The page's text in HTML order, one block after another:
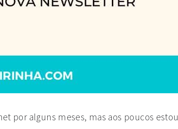
por alguns meses, mas aos poucos estou